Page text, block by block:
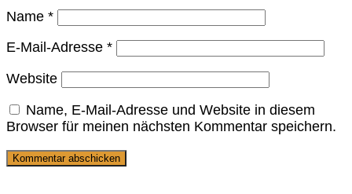
Name *
E-Mail-Adresse *
Website
Name, E-Mail-Adresse und Website in diesem
Browser für meinen nächsten Kommentar speichern.